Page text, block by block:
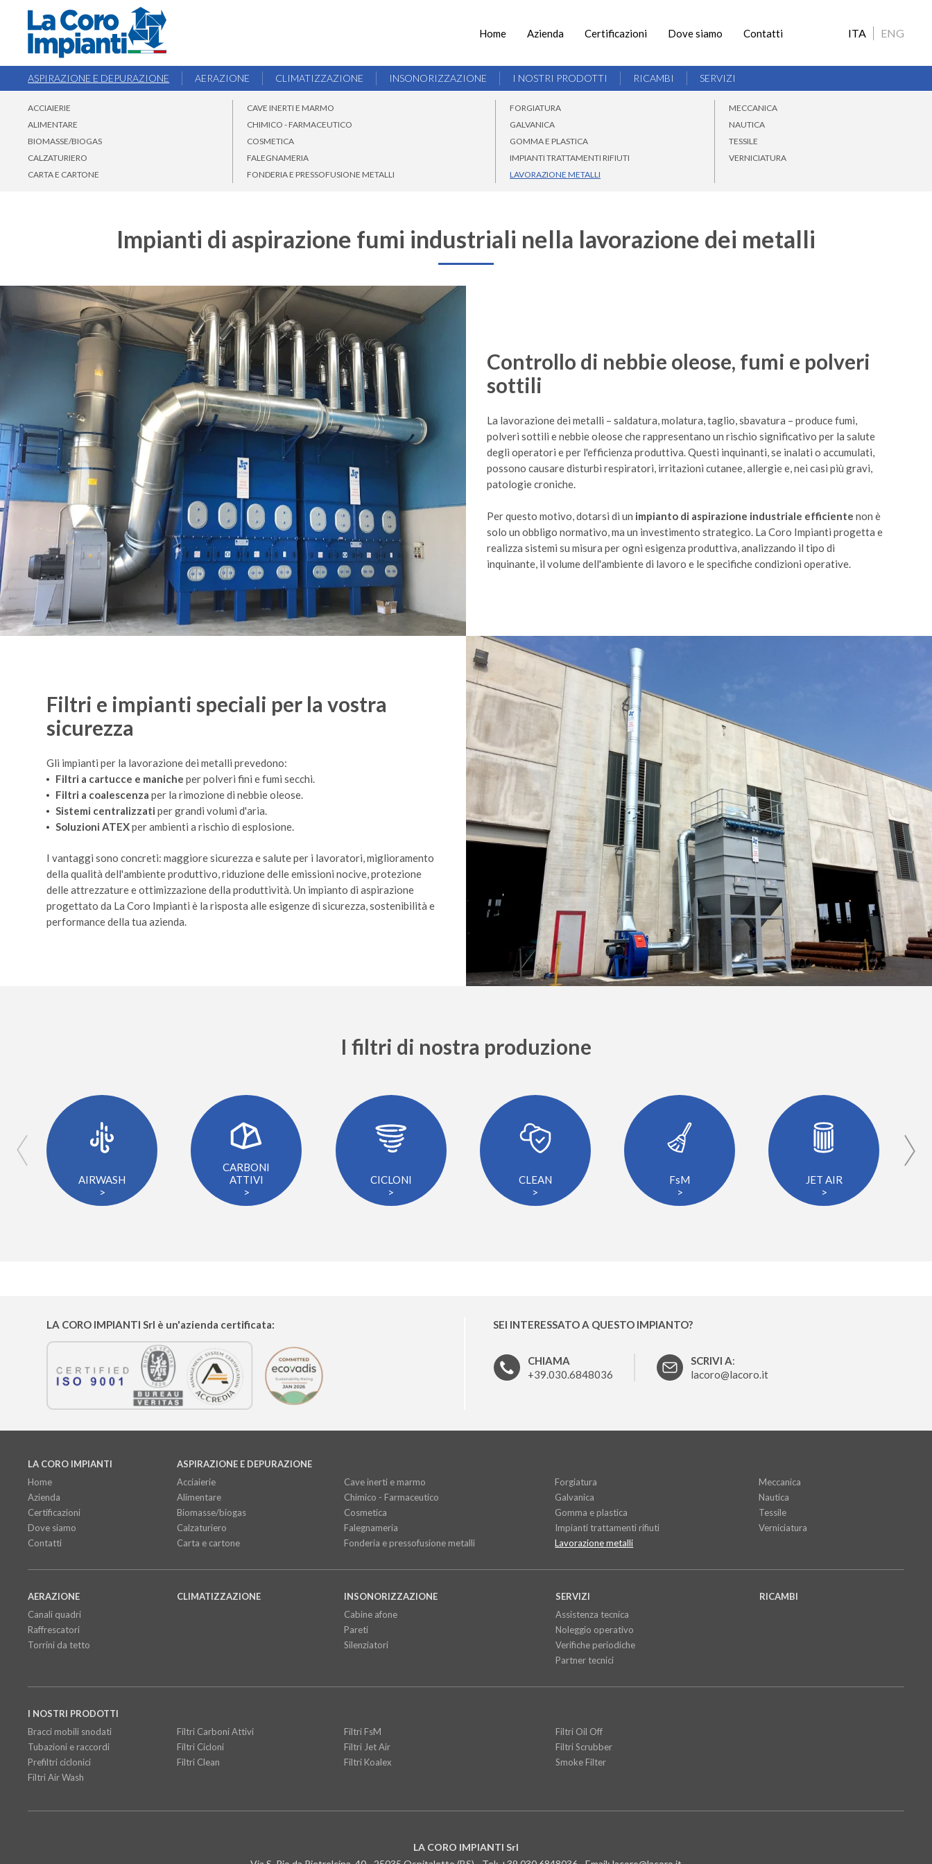
Home Azienda Certificazioni Dove siamo Contatti ITA ENG
ASPIRAZIONE E DEPURAZIONE AERAZIONE CLIMATIZZAZIONE INSONORIZZAZIONE I NOSTRI PRODOTTI RICAMBI SERVIZI
ACCIAIERIE
ALIMENTARE
BIOMASSE/BIOGAS
CALZATURIERO
CARTA E CARTONE
CAVE INERTI E MARMO
CHIMICO - FARMACEUTICO
COSMETICA
FALEGNAMERIA
FONDERIA E PRESSOFUSIONE METALLI
FORGIATURA
GALVANICA
GOMMA E PLASTICA
IMPIANTI TRATTAMENTI RIFIUTI
LAVORAZIONE METALLI
MECCANICA
NAUTICA
TESSILE
VERNICIATURA
Impianti di aspirazione fumi industriali nella lavorazione dei metalli
Controllo di nebbie oleose, fumi e polveri
sottili
La lavorazione dei metalli – saldatura, molatura, taglio, sbavatura – produce fumi,
polveri sottili e nebbie oleose che rappresentano un rischio significativo per la salute
degli operatori e per l'efficienza produttiva. Questi inquinanti, se inalati o accumulati,
possono causare disturbi respiratori, irritazioni cutanee, allergie e, nei casi più gravi,
patologie croniche.
Per questo motivo, dotarsi di un impianto di aspirazione industriale efficiente non è
solo un obbligo normativo, ma un investimento strategico. La Coro Impianti progetta e
realizza sistemi su misura per ogni esigenza produttiva, analizzando il tipo di
inquinante, il volume dell'ambiente di lavoro e le specifiche condizioni operative.
Filtri e impianti speciali per la vostra
sicurezza
Gli impianti per la lavorazione dei metalli prevedono:
Filtri a cartucce e maniche per polveri fini e fumi secchi.
Filtri a coalescenza per la rimozione di nebbie oleose.
Sistemi centralizzati per grandi volumi d'aria.
Soluzioni ATEXper ambienti a rischio di esplosione.
I vantaggi sono concreti: maggiore sicurezza e salute per i lavoratori, miglioramento
della qualità dell'ambiente produttivo, riduzione delle emissioni nocive, protezione
delle attrezzature e ottimizzazione della produttività. Un impianto di aspirazione
progettato da La Coro Impianti è la risposta alle esigenze di sicurezza, sostenibilità e
performance della tua azienda.
I filtri di nostra produzione
AIRWASH
>
CARBONI
ATTIVI
>
CICLONI
>
CLEAN
>
FsM
>
JET AIR
>
LA CORO IMPIANTI Srl è un'azienda certificata: SEI INTERESSATO A QUESTO IMPIANTO?
CHIAMA
+39.030.6848036
SCRIVI A:
lacoro@lacoro.it
LA CORO IMPIANTI
Home
Azienda
Certificazioni
Dove siamo
Contatti
ASPIRAZIONE E DEPURAZIONE
Acciaierie
Alimentare
Biomasse/biogas
Calzaturiero
Carta e cartone
Cave inerti e marmo
Chimico - Farmaceutico
Cosmetica
Falegnameria
Fonderia e pressofusione metalli
Forgiatura
Galvanica
Gomma e plastica
Impianti trattamenti rifiuti
Lavorazione metalli
Meccanica
Nautica
Tessile
Verniciatura
AERAZIONE
Canali quadri
Raffrescatori
Torrini da tetto
CLIMATIZZAZIONE
INSONORIZZAZIONE
Cabine afone
Pareti
Silenziatori
SERVIZI
Assistenza tecnica
Noleggio operativo
Verifiche periodiche
Partner tecnici
RICAMBI
I NOSTRI PRODOTTI
Bracci mobili snodati
Tubazioni e raccordi
Prefiltri ciclonici
Filtri Air Wash
Filtri Carboni Attivi
Filtri Cicloni
Filtri Clean
Filtri FsM
Filtri Jet Air
Filtri Koalex
Filtri Oil Off
Filtri Scrubber
Smoke Filter
LA CORO IMPIANTI Srl